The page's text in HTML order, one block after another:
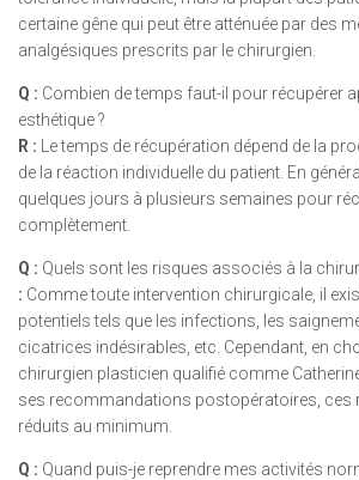
certaine gêne qui peut être atténuée par des
analgésiques prescrits par le chirurgien.
Q : Combien de temps faut-il pour récupérer
esthétique ?
R : Le temps de récupération dépend de la
de la réaction individuelle du patient. En
quelques jours à plusieurs semaines pour
complètement.
Q : Quels sont les risques associés à la
: Comme toute intervention chirurgicale, il
potentiels tels que les infections, les
cicatrices indésirables, etc. Cependant, en
chirurgien plasticien qualifié comme
ses recommandations postopératoires, ces
réduits au minimum.
Q : Quand puis-je reprendre mes activités